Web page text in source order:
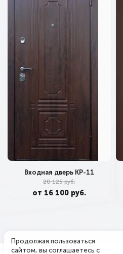
Входная дверь КР-11
20 125 руб.
от 16 100 руб.
Продолжая пользоваться
сайтом, вы соглашаетесь с